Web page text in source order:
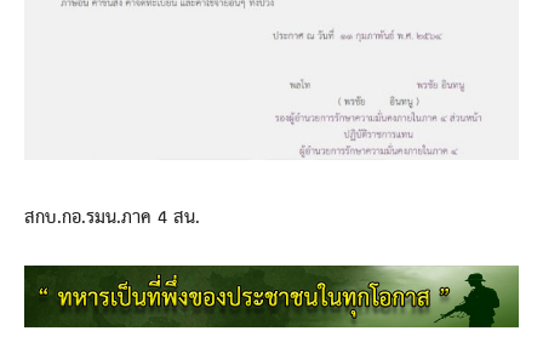
สกบ.กอ.รมน.ภาค 4 สน.